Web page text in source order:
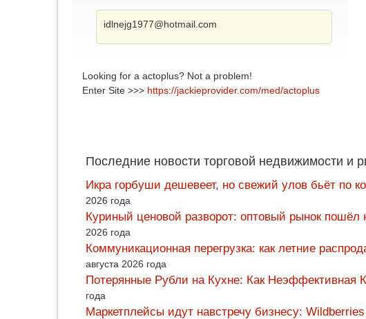
idlnejg1977@hotmail.com
Looking for a actoplus? Not a problem!
Enter Site >>> https://jackieprovider.com/med/actoplus
Последние новости торговой недвижимости и
Икра горбуши дешевеет, но свежий улов бьёт по
2026 года
Куриный ценовой разворот: оптовый рынок
2026 года
Коммуникационная перегрузка: как летние
августа 2026 года
Потерянные Рубли на Кухне: Как
года
Маркетплейсы идут навстречу бизнесу: